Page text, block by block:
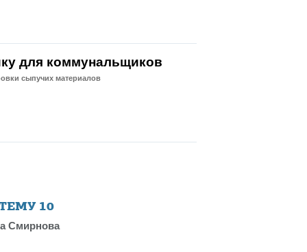
для коммунальщиков
сыпучих материалов
10
Смирнова